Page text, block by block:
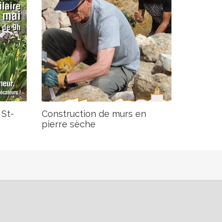
Construction de murs en
pierre sèche